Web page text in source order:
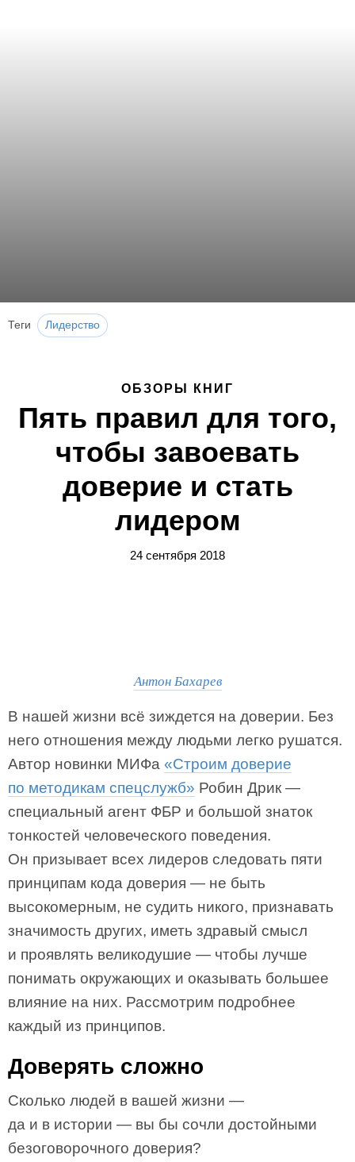
Теги Лидерство
ОБЗОРЫ КНИГ
Пять правил для того,
чтобы завоевать
доверие и стать
лидером
24 сентября 2018
Антон Бахарев
В нашей жизни всё зиждется на доверии. Без
него отношения между людьми легко рушатся.
Автор новинки МИФа «Строим доверие
по методикам спецслужб» Робин Дрик —
специальный агент ФБР и большой знаток
тонкостей человеческого поведения.
Он призывает всех лидеров следовать пяти
принципам кода доверия — не быть
высокомерным, не судить никого, признавать
значимость других, иметь здравый смысл
и проявлять великодушие — чтобы лучше
понимать окружающих и оказывать большее
влияние на них. Рассмотрим подробнее
каждый из принципов.
Доверять сложно
Сколько людей в вашей жизни —
да и в истории — вы бы сочли достойными
безоговорочного доверия?